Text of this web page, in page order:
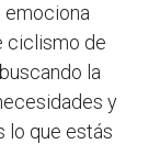
emociona
ciclismo de
la
y
lo que estás